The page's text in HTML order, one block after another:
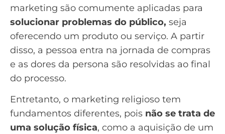
marketing são comumente aplicadas para
solucionar problemas do público, seja
oferecendo um produto ou serviço. A partir
disso, a pessoa entra na jornada de compras
e as dores da persona são resolvidas ao final
do processo.
Entretanto, o marketing religioso tem
fundamentos diferentes, pois não se trata de
uma solução física, como a aquisição de um